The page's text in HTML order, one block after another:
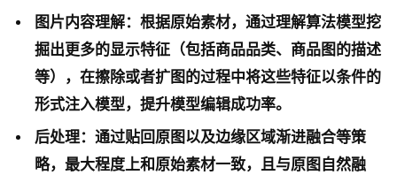
图片内容理解：根据原始素材，通过理解算法模型挖
掘出更多的显示特征（包括商品品类、商品图的描述
等），在擦除或者扩图的过程中将这些特征以条件的
形式注入模型，提升模型编辑成功率。
后处理：通过贴回原图以及边缘区域渐进融合等策
略，最大程度上和原始素材一致，且与原图自然融